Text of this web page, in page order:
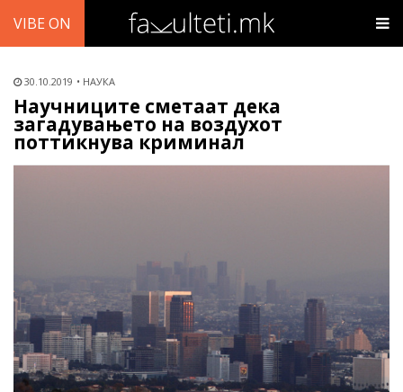
VIBE ON
30.10.2019 НАУКА
Научниците сметаат дека
загадувањето на воздухот
поттикнува криминал